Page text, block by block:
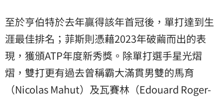
至於亨伯特於去年贏得該年首冠後，單打達到生
涯最佳排名；菲斯則憑藉2023年破繭而出的表
現，獲頒ATP年度新秀獎。除單打選手星光熠
熠，雙打更有過去曾稱霸大滿貫男雙的馬育
（Nicolas Mahut）及瓦賽林（Edouard Roger-